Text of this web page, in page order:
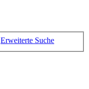
Erweiterte Suche